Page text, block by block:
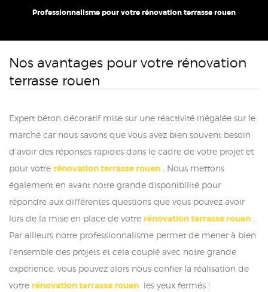
Professionnalisme pour votre rénovation terrasse rouen
Nos avantages pour votre rénovation
terrasse rouen
Expert béton décoratif mise sur une réactivité inégalée sur le
marché car nous savons que vous avez bien souvent besoin
d'avoir des réponses rapides dans le cadre de votre projet et
pour votre rénovation terrasse rouen . Nous mettons
également en avant notre grande disponibilité pour
répondre aux différentes questions que vous pouvez avoir
lors de la mise en place de votre rénovation terrasse rouen
Par ailleurs notre professionnalisme permet de mener à bien
l'ensemble des projets et cela couplé avec notre grande
expérience, vous pouvez alors nous confier la réalisation de
votre rénovation terrasse rouen les yeux fermés !